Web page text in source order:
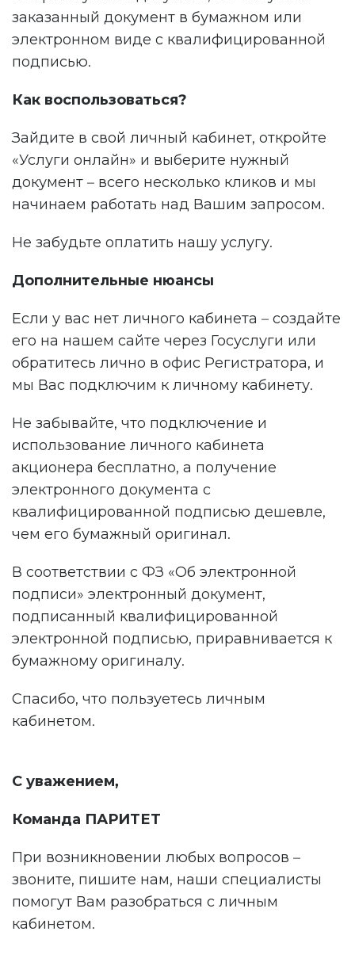
заказанный документ в бумажном или
электронном виде с квалифицированной
подписью.
Как воспользоваться?
Зайдите в свой личный кабинет, откройте
«Услуги онлайн» и выберите нужный
документ – всего несколько кликов и мы
начинаем работать над Вашим запросом.
Не забудьте оплатить нашу услугу.
Дополнительные нюансы
Если у вас нет личного кабинета – создайте
его на нашем сайте через Госуслуги или
обратитесь лично в офис Регистратора, и
мы Вас подключим к личному кабинету.
Не забывайте, что подключение и
использование личного кабинета
акционера бесплатно, а получение
электронного документа с
квалифицированной подписью дешевле,
чем его бумажный оригинал.
В соответствии с ФЗ «Об электронной
подписи» электронный документ,
подписанный квалифицированной
электронной подписью, приравнивается к
бумажному оригиналу.
Спасибо, что пользуетесь личным
кабинетом.
С уважением,
Команда ПАРИТЕТ
При возникновении любых вопросов –
звоните, пишите нам, наши специалисты
помогут Вам разобраться с личным
кабинетом.